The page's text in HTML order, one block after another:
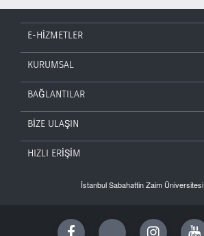
E-HİZMETLER
KURUMSAL
BAĞLANTILAR
BİZE ULAŞIN
HIZLI ERİŞİM
İstanbul Sabahattin Zaim Üniversitesi